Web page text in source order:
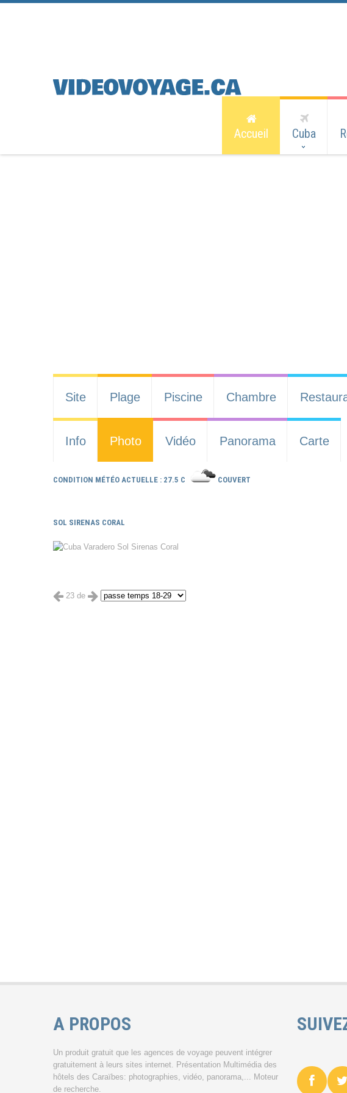
Accueil Cuba
Site Plage Piscine Chambre
Info Photo Vidéo Panorama Carte
CONDITION MÉTÉO ACTUELLE : 27.5 C COUVERT
SOL SIRENAS CORAL
23 de
A PROPOS
Un produit gratuit que les agences de voyage peuvent intégrer
gratuitement à leurs sites internet. Présentation Multimédia des
hôtels des Caraïbes: photographies, vidéo, panorama,... Moteur
de recherche.